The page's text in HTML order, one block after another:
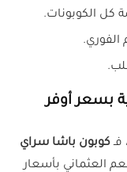
بسعر أوفر
فـكوبون باشا سراي
العثماني بأسعار